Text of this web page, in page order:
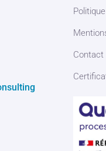
Contact